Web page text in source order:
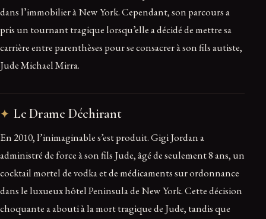
dans l’immobilier à New York. Cependant, son parcours a
pris un tournant tragique lorsqu’elle a décidé de mettre sa
carrière entre parenthèses pour se consacrer à son fils autiste,
Jude Michael Mirra.
Le Drame Déchirant
En 2010, l’inimaginable s’est produit. Gigi Jordan a
administré de force à son fils Jude, âgé de seulement 8 ans, un
cocktail mortel de vodka et de médicaments sur ordonnance
dans le luxueux hôtel Peninsula de New York. Cette décision
choquante a abouti à la mort tragique de Jude, tandis que